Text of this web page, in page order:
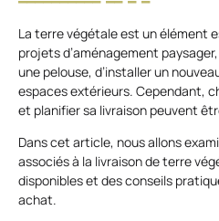
La terre végétale est un élément
projets d’aménagement paysager,
une pelouse, d’installer un
espaces extérieurs. Cependant,
et planifier sa livraison peuvent
Dans cet article, nous allons
associés à la livraison de terre
disponibles et des conseils
achat.